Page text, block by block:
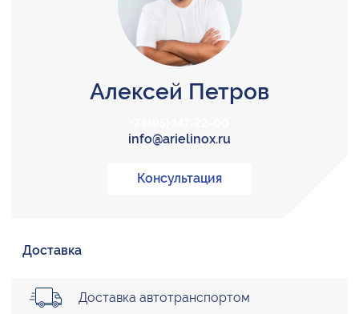
Алексей Петров
info@arielinox.ru
Консультация
Доставка
Доставка автотранспортом